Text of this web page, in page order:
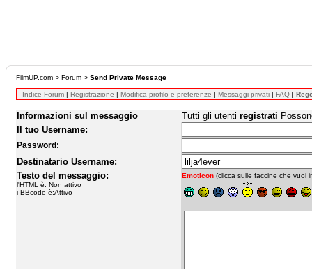
FilmUP.com > Forum > Send Private Message
Indice Forum | Registrazione | Modifica profilo e preferenze | Messaggi privati | FAQ |
Informazioni sul messaggio Tutti gli utenti registrati
Il tuo Username:
Password:
Destinatario Username:
Testo del messaggio:
l'HTML è: Non attivo
i BBcode è:Attivo
Emoticon (clicca sulle faccine che vuoi